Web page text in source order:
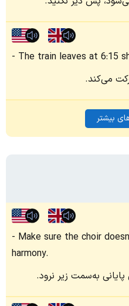
The train leaves at 6:15
بیشتر
Make sure the choir
harmony.
به‌سمت زیر نرود.